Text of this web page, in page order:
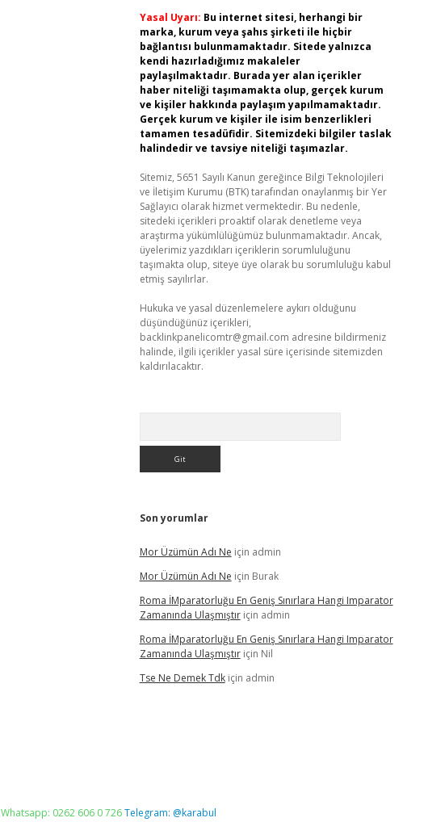
Yasal Uyarı: Bu internet sitesi, herhangi bir
marka, kurum veya şahıs şirketi ile hiçbir
bağlantısı bulunmamaktadır. Sitede yalnızca
kendi hazırladığımız makaleler
paylaşılmaktadır. Burada yer alan içerikler
haber niteliği taşımamakta olup, gerçek kurum
ve kişiler hakkında paylaşım yapılmamaktadır.
Gerçek kurum ve kişiler ile isim benzerlikleri
tamamen tesadüfidir. Sitemizdeki bilgiler taslak
halindedir ve tavsiye niteliği taşımazlar.
Sitemiz, 5651 Sayılı Kanun gereğince Bilgi Teknolojileri
ve İletişim Kurumu (BTK) tarafından onaylanmış bir Yer
Sağlayıcı olarak hizmet vermektedir. Bu nedenle,
sitedeki içerikleri proaktif olarak denetleme veya
araştırma yükümlülüğümüz bulunmamaktadır. Ancak,
üyelerimiz yazdıkları içeriklerin sorumluluğunu
taşımakta olup, siteye üye olarak bu sorumluluğu kabul
etmiş sayılırlar.
Hukuka ve yasal düzenlemelere aykırı olduğunu
düşündüğünüz içerikleri,
backlinkpanelicomtr@gmail.com adresine bildirmeniz
halinde, ilgili içerikler yasal süre içerisinde sitemizden
kaldırılacaktır.
Son yorumlar
Mor Üzümün Adı Ne için admin
Mor Üzümün Adı Ne için Burak
Roma İMparatorluğu En Geniş Sınırlara Hangi Imparator
Zamanında Ulaşmıştıriçin admin
Roma İMparatorluğu En Geniş Sınırlara Hangi Imparator
Zamanında Ulaşmıştıriçin Nil
Tse Ne Demek Tdkiçin admin
Whatsapp: 0262 606 0 726Telegram: @karabul